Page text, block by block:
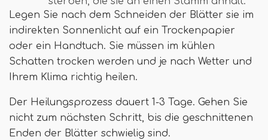
Legen Sie nach dem Schneiden der Blätter sie im
indirekten Sonnenlicht auf ein Trockenpapier
oder ein Handtuch. Sie müssen im kühlen
Schatten trocken werden und je nach Wetter und
Ihrem Klima richtig heilen.
Der Heilungsprozess dauert 1-3 Tage. Gehen Sie
nicht zum nächsten Schritt, bis die geschnittenen
Enden der Blätter schwielig sind.